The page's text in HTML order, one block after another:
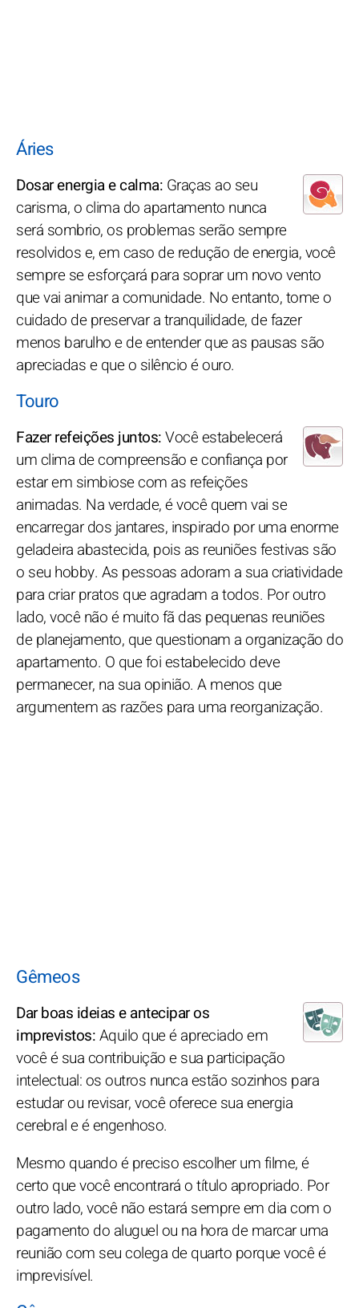
Áries
Dosar energia e calma: Graças ao seu
carisma, o clima do apartamento nunca
será sombrio, os problemas serão sempre
resolvidos e, em caso de redução de energia, você
sempre se esforçará para soprar um novo vento
que vai animar a comunidade. No entanto, tome o
cuidado de preservar a tranquilidade, de fazer
menos barulho e de entender que as pausas são
apreciadas e que o silêncio é ouro.
Touro
Fazer refeições juntos:Você estabelecerá
um clima de compreensão e confiança por
estar em simbiose com as refeições
animadas. Na verdade, é você quem vai se
encarregar dos jantares, inspirado por uma enorme
geladeira abastecida, pois as reuniões festivas são
o seu hobby. As pessoas adoram a sua criatividade
para criar pratos que agradam a todos. Por outro
lado, você não é muito fã das pequenas reuniões
de planejamento, que questionam a organização do
apartamento. O que foi estabelecido deve
permanecer, na sua opinião. A menos que
argumentem as razões para uma reorganização.
Gêmeos
Dar boas ideias e antecipar os
imprevistos:Aquilo que é apreciado em
você é sua contribuição e sua participação
intelectual: os outros nunca estão sozinhos para
estudar ou revisar, você oferece sua energia
cerebral e é engenhoso.
Mesmo quando é preciso escolher um filme, é
certo que você encontrará o título apropriado. Por
outro lado, você não estará sempre em dia com o
pagamento do aluguel ou na hora de marcar uma
reunião com seu colega de quarto porque você é
imprevisível.